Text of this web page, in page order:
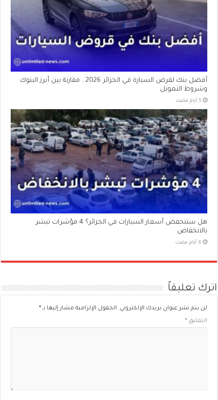
أفضل بنك لقرض السيارة في الجزائر 2026.. مقارنة بين أبرز البنوك
وشروط التمويل
هل ستنخفض أسعار السيارات في الجزائر؟ 4 مؤشرات تبشر
بالانخفاض
اترك تعليقاً
لن يتم نشر عنوان بريدك الإلكتروني. الحقول الإلزامية مشار إليها بـ*
التعليق*